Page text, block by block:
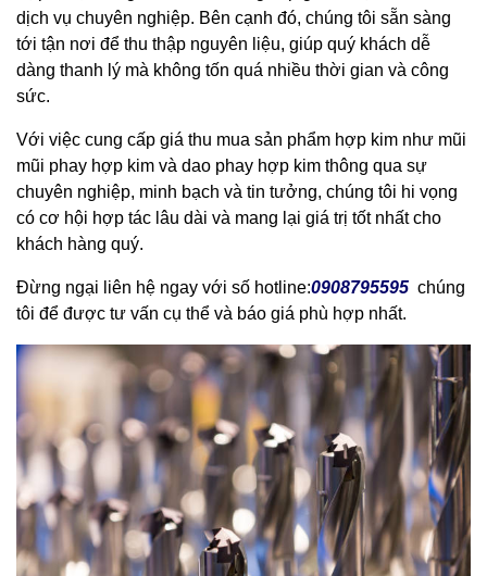
dịch vụ chuyên nghiệp. Bên cạnh đó, chúng tôi sẵn sàng
tới tận nơi để thu thập nguyên liệu, giúp quý khách dễ
dàng thanh lý mà không tốn quá nhiều thời gian và công
sức.
Với việc cung cấp giá thu mua sản phẩm hợp kim như mũi
mũi phay hợp kim và dao phay hợp kim thông qua sự
chuyên nghiệp, minh bạch và tin tưởng, chúng tôi hi vọng
có cơ hội hợp tác lâu dài và mang lại giá trị tốt nhất cho
khách hàng quý.
Đừng ngại liên hệ ngay với số hotline:0908795595 chúng
tôi để được tư vấn cụ thể và báo giá phù hợp nhất.